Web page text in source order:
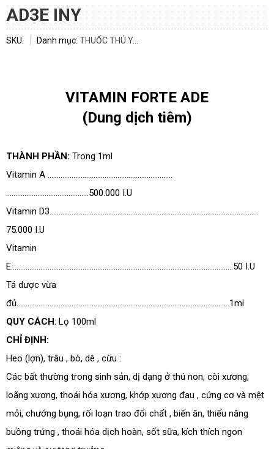
AD3E INY
SKU: Danh mục: THUỐC THÚ Y...
VITAMIN FORTE ADE
(Dung dịch tiêm)
THÀNH PHẦN: Trong 1ml
Vitamin A …………………………………………………………..
……………………………………...500.000 I.U
Vitamin D3………………………………………………………………………………………………...…
75.000 I.U
Vitamin
E………………………………………………………………………………………………………….50 I.U
Tá dược vừa
đủ………………………………………………………………………………………………...…..1ml
QUY CÁCH: Lọ 100ml
CHỈ ĐỊNH:
Heo (lợn), trâu , bò, dê , cừu :
Các bất thường trong sinh sản, dị dạng ở thú non, còi xương,
loãng xương, thoái hóa xương, khớp xương đau , cứng cơ và mệt
mỏi, chướng bụng, rối loạn trao đổi chất , biến ăn, thiểu năng
buồng trứng , thoái hóa dịch hoàn, sốt sữa, kích thích ngon
HOÀN THÀNH
Đăng ký tư vấn trực tiếp 24/7:
028.6280.6967